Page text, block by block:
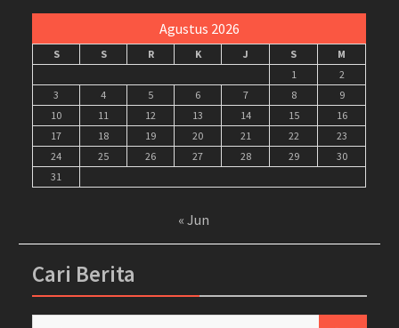
Agustus 2026
S S R K J S
M
1
2
3
4 5 6 7 8
9
10
11 12 13 14 15
16
17
18 19 20 21 22
23
24
25 26 27 28 29
30
31
« Jun
Cari Berita